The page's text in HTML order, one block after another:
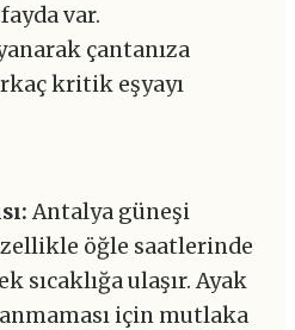
var.
çantanıza
kritik eşyayı
Antalya güneşi
öğle saatlerinde
sıcaklığa ulaşır. Ayak
için mutlaka